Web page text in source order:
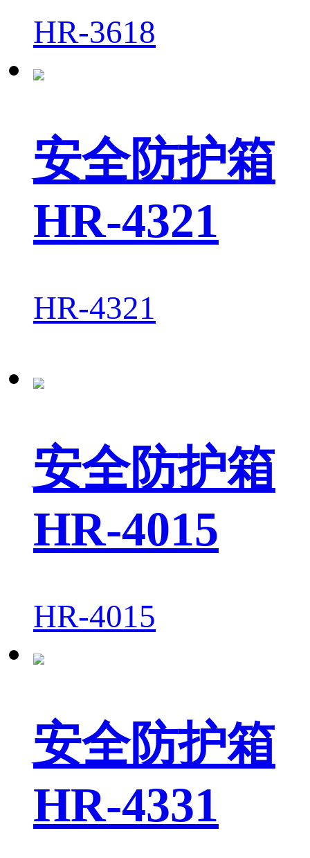
HR-3618
安全防护箱
HR-4321
HR-4321
安全防护箱
HR-4015
HR-4015
安全防护箱
HR-4331